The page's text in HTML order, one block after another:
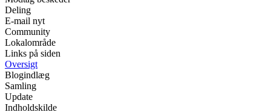
Deling
E-mail nyt
Community
Lokalområde
Links på siden
Oversigt
Blogindlæg
Samling
Update
Indholdskilde